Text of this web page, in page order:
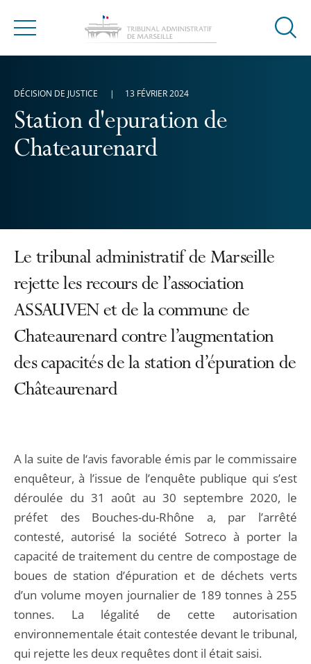
Menu
Ouvrir
Station d'epuration de
Chateaurenard
DÉCISION DE JUSTICE 13 FÉVRIER 2024
Le tribunal administratif de Marseille
rejette les recours de l’association
ASSAUVEN et de la commune de
Chateaurenard contre l’augmentation
des capacités de la station d’épuration de
Châteaurenard
A la suite de l‘avis favorable émis par le commissaire
enquêteur, à l’issue de l’enquête publique qui s’est
déroulée du 31 août au 30 septembre 2020, le
préfet des Bouches-du-Rhône a, par l’arrêté
contesté, autorisé la société Sotreco à porter la
capacité de traitement du centre de compostage de
boues de station d’épuration et de déchets verts
d’un volume moyen journalier de 189 tonnes à 255
tonnes. La légalité de cette autorisation
environnementale était contestée devant le tribunal,
qui rejette les deux requêtes dont il était saisi.